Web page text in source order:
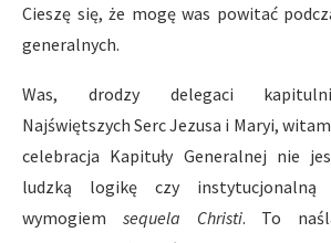
Cieszę się, że mogę was powitać
generalnych.
Was, drodzy delegaci kapitulni
Najświętszych Serc Jezusa i Maryi,
celebracja Kapituły Generalnej nie
ludzką logikę czy instytucjonalną
wymogiem sequela Christi. To